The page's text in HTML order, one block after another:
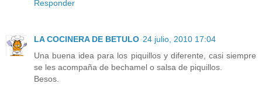
Responder
LA COCINERA DE BETULO 24 julio, 2010 17:04
Una buena idea para los piquillos y diferente, casi siempre
se les acompaña de bechamel o salsa de piquillos.
Besos.